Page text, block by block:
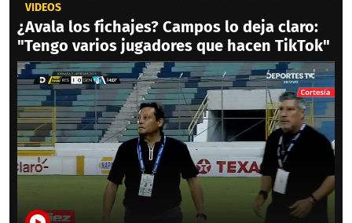
VIDEOS
¿Avala los fichajes? Campos lo deja claro:
"Tengo varios jugadores que hacen TikTok"